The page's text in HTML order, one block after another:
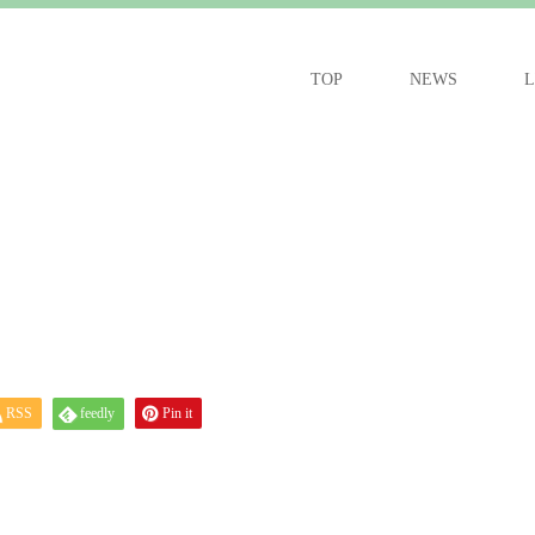
TOP NEWS
RSS feedly Pin it